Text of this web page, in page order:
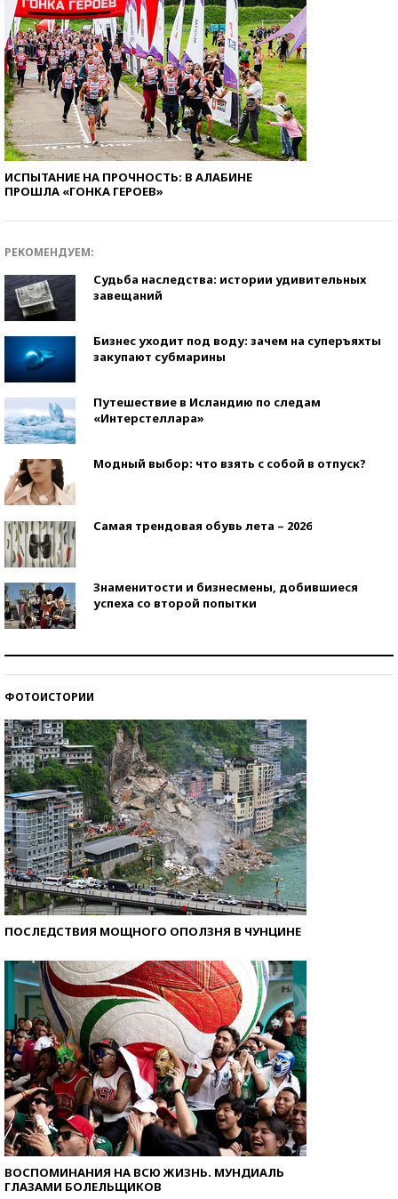
ИСПЫТАНИЕ НА ПРОЧНОСТЬ: В АЛАБИНЕ
ПРОШЛА «ГОНКА ГЕРОЕВ»
РЕКОМЕНДУЕМ:
Судьба наследства: истории удивительных
завещаний
Бизнес уходит под воду: зачем на суперъяхты
закупают субмарины
Путешествие в Исландию по следам
«Интерстеллара»
Модный выбор: что взять с собой в отпуск?
Самая трендовая обувь лета – 2026
Знаменитости и бизнесмены, добившиеся
успеха со второй попытки
ФОТОИСТОРИИ
ПОСЛЕДСТВИЯ МОЩНОГО ОПОЛЗНЯ В ЧУНЦИНЕ
ВОСПОМИНАНИЯ НА ВСЮ ЖИЗНЬ. МУНДИАЛЬ
ГЛАЗАМИ БОЛЕЛЬЩИКОВ